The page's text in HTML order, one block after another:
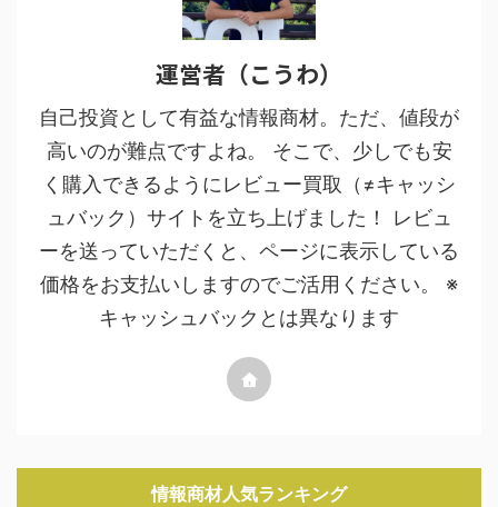
運営者（こうわ）
自己投資として有益な情報商材。ただ、値段が
高いのが難点ですよね。 そこで、少しでも安
く購入できるようにレビュー買取（≠キャッシ
ュバック）サイトを立ち上げました！ レビュ
ーを送っていただくと、ページに表示している
価格をお支払いしますのでご活用ください。 ※
キャッシュバックとは異なります
情報商材人気ランキング